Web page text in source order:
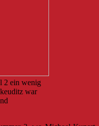
2 ein wenig
war